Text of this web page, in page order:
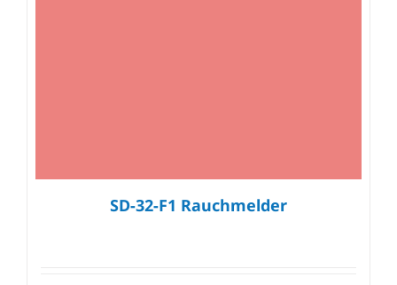
SD-32-F1 Rauchmelder